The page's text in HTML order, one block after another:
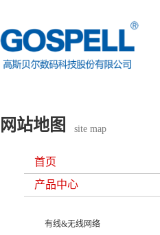
网站地图 site map
首页
产品中心
有线&无线网络